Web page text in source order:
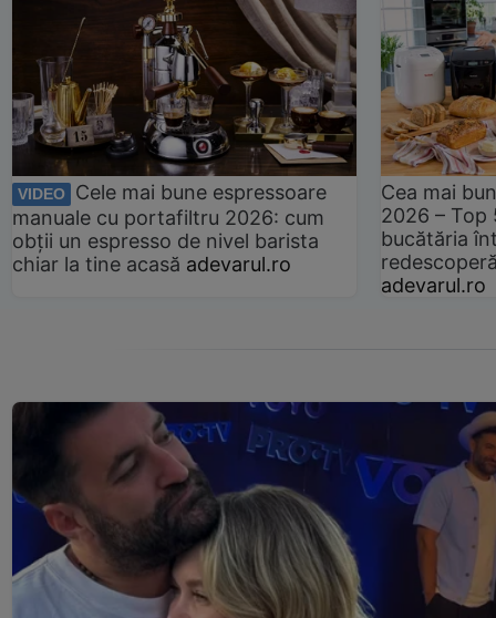
VIDEO
Cele mai bune espressoare
manuale cu portafiltru 2026: cum
obții un espresso de nivel barista
chiar la tine acasă adevarul.ro
Cea mai
2026 –
bucătăria
adevarul.ro